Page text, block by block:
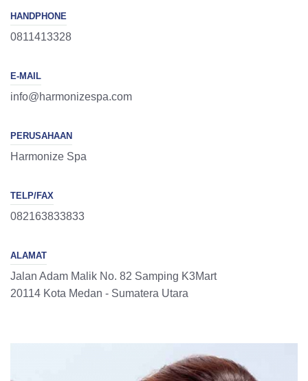
HANDPHONE
0811413328
E-MAIL
info@harmonizespa.com
PERUSAHAAN
Harmonize Spa
TELP/FAX
082163833833
ALAMAT
Jalan Adam Malik No. 82 Samping K3Mart
20114 Kota Medan - Sumatera Utara